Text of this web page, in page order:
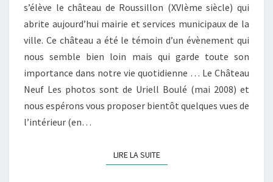
s’élève le château de Roussillon (XVIème siècle) qui
abrite aujourd’hui mairie et services municipaux de la
ville. Ce château a été le témoin d’un évènement qui
nous semble bien loin mais qui garde toute son
importance dans notre vie quotidienne … Le Château
Neuf Les photos sont de Uriell Boulé (mai 2008) et
nous espérons vous proposer bientôt quelques vues de
l’intérieur (en…
LIRE LA SUITELIRE LA SUITE